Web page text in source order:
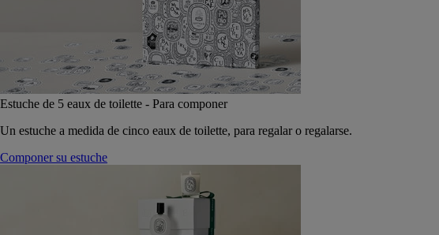
Estuche de 5 eaux de toilette - Para componer
Un estuche a medida de cinco eaux de toilette, para regalar o regalarse.
Componer su estuche